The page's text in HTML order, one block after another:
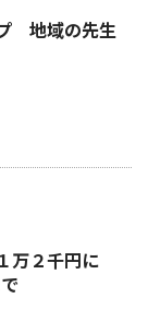
地域の先生
万２千円に